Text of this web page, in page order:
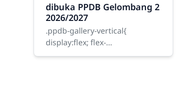
dibuka PPDB Gelombang 2
2026/2027
.ppdb-gallery-vertical{
display:flex; flex-
direction:column; gap:32px;